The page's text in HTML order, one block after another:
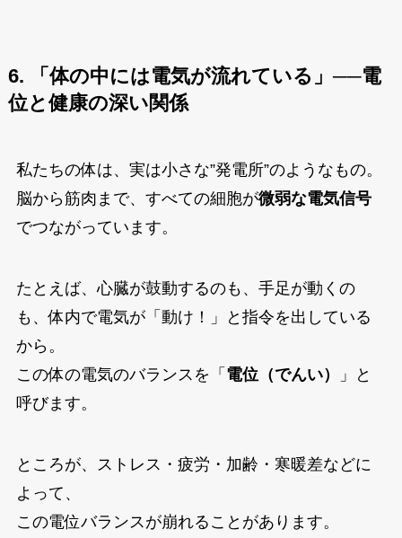
6. 「体の中には電気が流れている」──電
位と健康の深い関係
私たちの体は、実は小さな”発電所”のようなもの。
脳から筋肉まで、すべての細胞が微弱な電気信号
でつながっています。
たとえば、心臓が鼓動するのも、手足が動くの
も、体内で電気が「動け！」と指令を出している
から。
この体の電気のバランスを「 電位（でんい）
」と
呼びます。
ところが、ストレス・疲労・加齢・寒暖差などに
よって、
この電位バランスが崩れることがあります。